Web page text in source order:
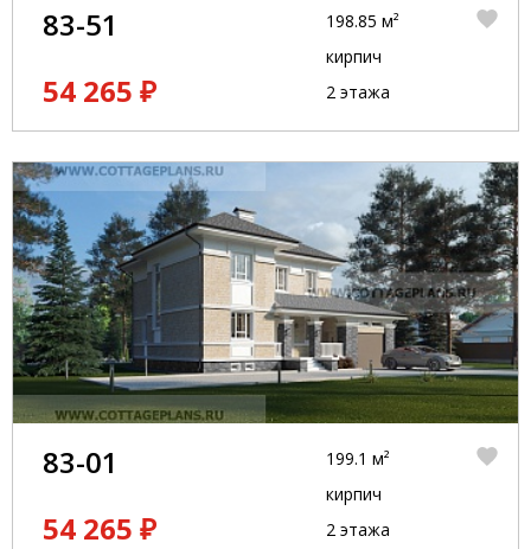
83-51
54 265 ₽
198.85 м²
кирпич
2 этажа
83-01
54 265 ₽
199.1 м²
кирпич
2 этажа